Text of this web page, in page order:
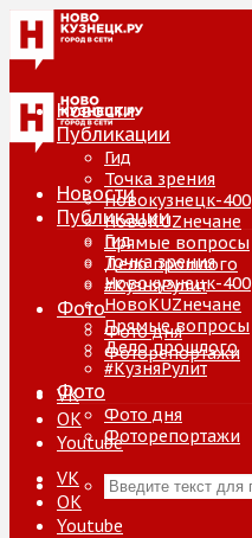
Новости
Публикации
Гид
Точка зрения
Новокузнецк-400
НовоKUZнечане
Прямые вопросы
Дело прошлого
#КузняРулит
Фото
Фото дня
Фоторепортажи
VK
ОК
Youtube
Новости
Публикации
Гид
Точка зрения
Новокузнецк-400
НовоKUZнечане
Прямые вопросы
Дело прошлого
#КузняРулит
Фото
Фото дня
Фоторепортажи
VK
ОК
Youtube